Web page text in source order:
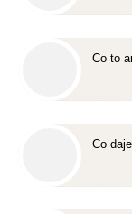
Co to
Co